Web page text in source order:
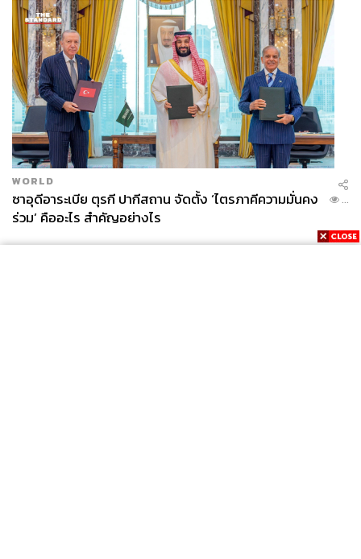
WORLD
ซาอุดีอาระเบีย ตุรกี ปากีสถาน จัดตั้ง ‘ไตรภาคีความมั่นคง
ร่วม’ คืออะไร สำคัญอย่างไร
...